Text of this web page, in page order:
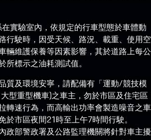
實驗室內，依規定的行車型態於車體動
行駛時，因受天候、路況、載重、使用空
輛維護保養等因素影響，其於道路上每公
所標示之油耗測試值。
質及環境安寧，請配備有「運動/競技模
型重型機車)之車主，勿於市區及住宅區
轉速行為，而高輸出功率會製造噪音之車
於市區夜間21時至上午7時間行駛。
政部警政署及公路監理機關將針對車主擾